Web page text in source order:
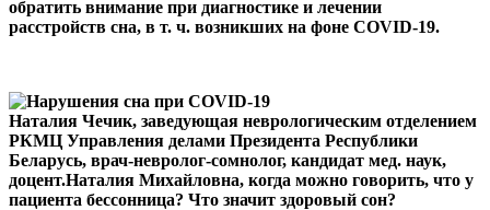
обратить внимание при диагностике и лечении
расстройств сна, в т. ч. возникших на фоне COVID-19.
Наталия Чечик, заведующая неврологическим отделением
РКМЦ Управления делами Президента Республики
Беларусь, врач-невролог-сомнолог, кандидат мед. наук,
доцент.Наталия Михайловна, когда можно говорить, что у
пациента бессонница? Что значит здоровый сон?